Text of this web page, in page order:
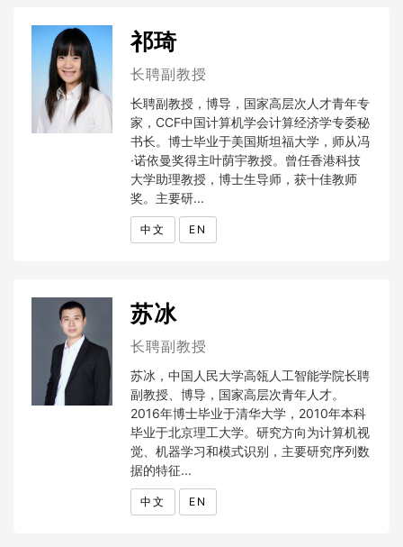
祁琦
长聘副教授
长聘副教授，博导，国家高层次人才青年专
家，CCF中国计算机学会计算经济学专委秘
书长。博士毕业于美国斯坦福大学，师从冯
·诺依曼奖得主叶荫宇教授。曾任香港科技
大学助理教授，博士生导师，获十佳教师
奖。主要研...
中文 EN
苏冰
长聘副教授
苏冰，中国人民大学高瓴人工智能学院长聘
副教授、博导，国家高层次青年人才。
2016年博士毕业于清华大学，2010年本科
毕业于北京理工大学。研究方向为计算机视
觉、机器学习和模式识别，主要研究序列数
据的特征...
中文 EN